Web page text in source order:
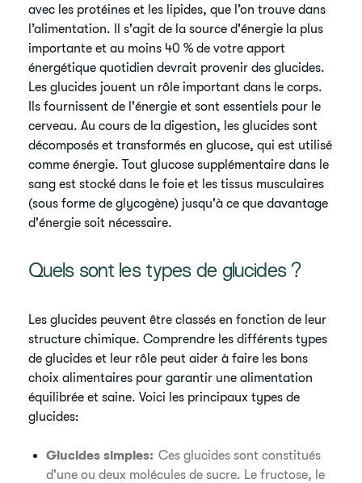
avec les protéines et les lipides, que l’on trouve dans
l’alimentation. Il s'agit de la source d'énergie la plus
importante et au moins 40 % de votre apport
énergétique quotidien devrait provenir des glucides.
Les glucides jouent un rôle important dans le corps.
Ils fournissent de l'énergie et sont essentiels pour le
cerveau. Au cours de la digestion, les glucides sont
décomposés et transformés en glucose, qui est utilisé
comme énergie. Tout glucose supplémentaire dans le
sang est stocké dans le foie et les tissus musculaires
(sous forme de glycogène) jusqu'à ce que davantage
d'énergie soit nécessaire.
​Quels sont les types de glucides ?
Les glucides peuvent être classés en fonction de leur
structure chimique. Comprendre les différents types
de glucides et leur rôle peut aider à faire les bons
choix alimentaires pour garantir une alimentation
équilibrée et saine. Voici les principaux types de
glucides:
Glucides simples:Ces glucides sont constitués
d'une ou deux molécules de sucre. Le fructose, le